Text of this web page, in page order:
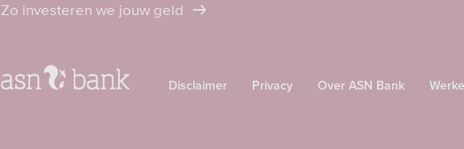
Zo investeren we jouw geld
Disclaimer Privacy Over ASN Bank